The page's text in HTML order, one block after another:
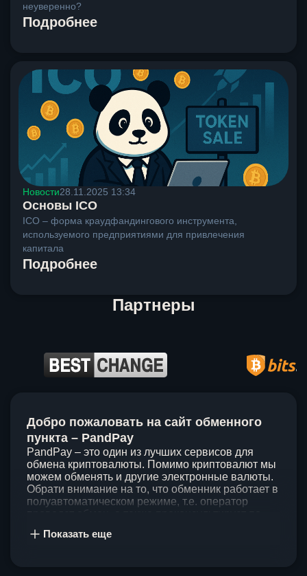
неуверенно?
Подробнее
Новости28.11.2025 13:34
Основы ICO
ICO – форма краудфандингового инструмента,
используемого предприятиями для привлечения
капитала
Подробнее
Партнеры
Добро пожаловать на сайт обменного
пункта – PandPay
PandPay – это один из лучших сервисов для
обмена криптовалюты. Помимо криптовалют мы
можем обменять и другие электронные валюты.
Обрати внимание на то, что обменник работает в
полуавтоматическом режиме, т.е. оператор
клиентов, поэтому стараемся проводить обмены
Показать еще